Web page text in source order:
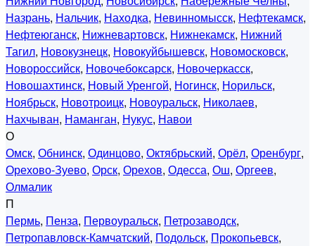
Назрань, Нальчик, Находка, Невинномысск, Нефтекамск,
Нефтеюганск, Нижневартовск, Нижнекамск, Нижний
Тагил, Новокузнецк, Новокуйбышевск, Новомосковск,
Новороссийск, Новочебоксарск, Новочеркасск,
Новошахтинск, Новый Уренгой, Ногинск, Норильск,
Ноябрьск, Новотроицк, Новоуральск, Николаев,
Нахчыван, Наманган, Нукус, Навои
О
Омск, Обнинск, Одинцово, Октябрьский, Орёл, Оренбург,
Орехово-Зуево, Орск, Орехов, Одесса, Ош, Оргеев,
Олмалик
П
Пермь, Пенза, Первоуральск, Петрозаводск,
Петропавловск-Камчатский, Подольск, Прокопьевск,